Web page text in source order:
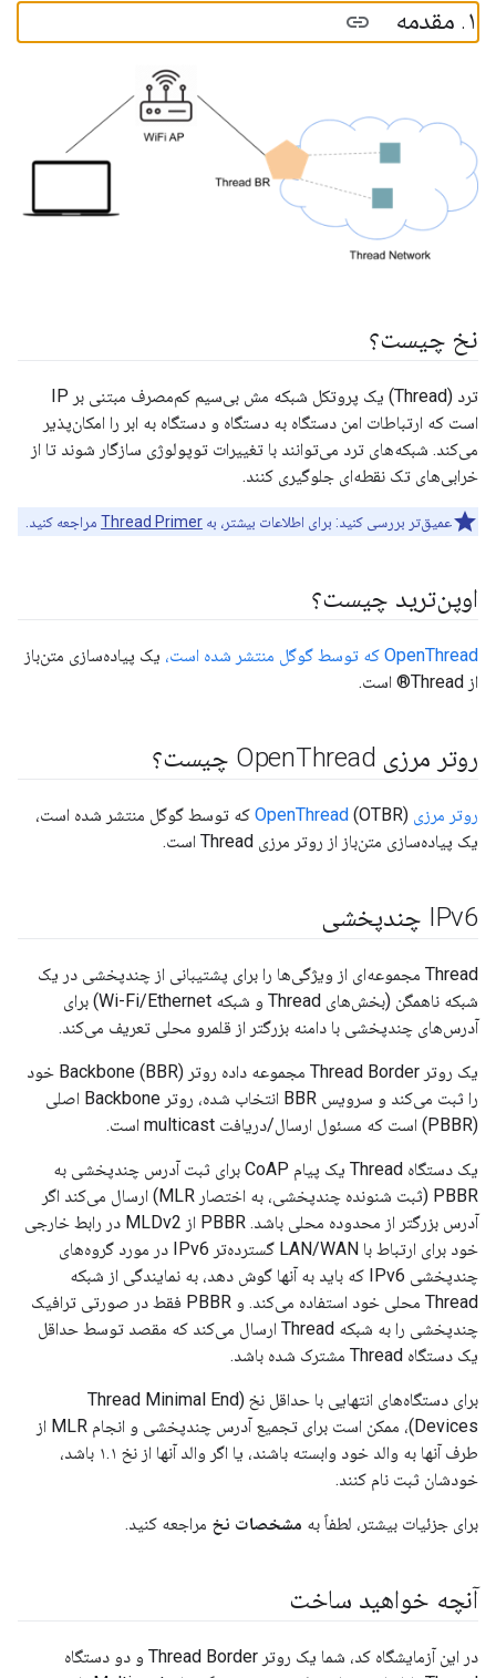
۱. مقدمه
نخ چیست؟
ترد (Thread) یک پروتکل شبکه مش بی‌سیم کم‌مصرف مبتنی بر IP
است که ارتباطات امن دستگاه به دستگاه و دستگاه به ابر را امکان‌پذیر
می‌کند. شبکه‌های ترد می‌توانند با تغییرات توپولوژی سازگار شوند تا از
خرابی‌های تک نقطه‌ای جلوگیری کنند.
عمیق‌تر بررسی کنید: برای اطلاعات بیشتر، به Thread Primer مراجعه کنید.
اوپن‌ترید چیست؟
OpenThread که توسط گوگل منتشر شده است،
یک پیاده‌سازی متن‌باز
از Thread® است.
روتر مرزی Open Thread چیست؟
روتر مرزی OpenThread
(OTBR) که توسط گوگل منتشر شده است،
یک پیاده‌سازی متن‌باز از روتر مرزی Thread است.
IPv6 چندپخشی
Thread مجموعه‌ای از ویژگی‌ها را برای پشتیبانی از چندپخشی در یک
شبکه ناهمگن (بخش‌های Thread و شبکه Wi-Fi/Ethernet) برای
آدرس‌های چندپخشی با دامنه بزرگتر از قلمرو محلی تعریف می‌کند.
یک روتر Thread Border مجموعه داده روتر Backbone (BBR) خود
را ثبت می‌کند و سرویس BBR انتخاب شده، روتر Backbone اصلی
(PBBR) است که مسئول ارسال/دریافت multicast است.
یک دستگاه Thread یک پیام CoAP برای ثبت آدرس چندپخشی به
PBBR (ثبت شنونده چندپخشی، به اختصار MLR) ارسال می‌کند اگر
آدرس بزرگتر از محدوده محلی باشد. PBBR از MLDv2 در رابط خارجی
خود برای ارتباط با LAN/WAN گسترده‌تر IPv6 در مورد گروه‌های
چندپخشی IPv6 که باید به آنها گوش دهد، به نمایندگی از شبکه
Thread محلی خود استفاده می‌کند. و PBBR فقط در صورتی ترافیک
چندپخشی را به شبکه Thread ارسال می‌کند که مقصد توسط حداقل
یک دستگاه Thread مشترک شده باشد.
برای دستگاه‌های انتهایی با حداقل نخ (Thread Minimal End
Devices)، ممکن است برای تجمیع آدرس چندپخشی و انجام MLR از
طرف آنها به والد خود وابسته باشند، یا اگر والد آنها از نخ ۱.۱ باشد،
خودشان ثبت نام کنند.
برای جزئیات بیشتر، لطفاً به مشخصات نخ مراجعه کنید.
آنچه خواهید ساخت
در این آزمایشگاه کد، شما یک روتر Thread Border و دو دستگاه